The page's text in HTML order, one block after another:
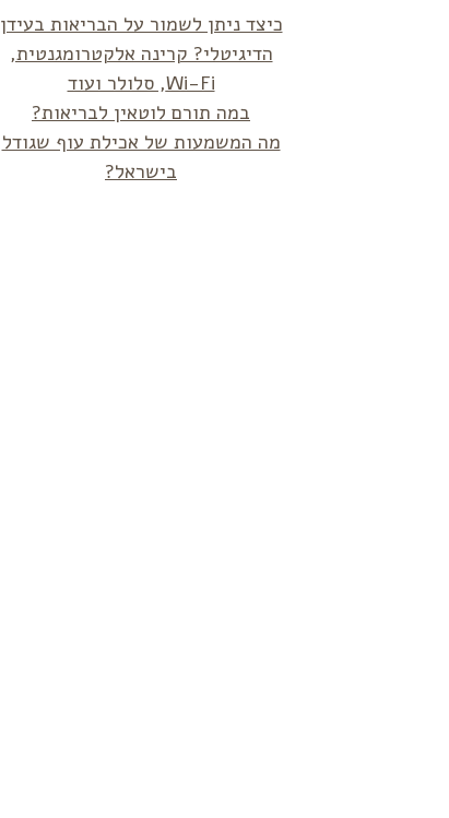
כיצד ניתן לשמור על הבריאות בעידן
הדיגיטלי? קרינה אלקטרומגנטית,
Wi-Fi, סלולר ועוד
במה תורם לוטאין לבריאות?
מה המשמעות של אכילת עוף שגודל
בישראל?